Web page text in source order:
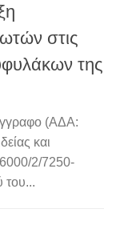
στις
της
(ΑΔΑ:
και
2/7250-
του...